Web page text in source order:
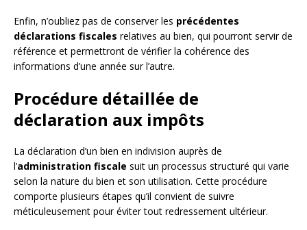
Enfin, n’oubliez pas de conserver les précédentes
déclarations fiscales relatives au bien, qui pourront servir de
référence et permettront de vérifier la cohérence des
informations d’une année sur l’autre.
Procédure détaillée de
déclaration aux impôts
La déclaration d’un bien en indivision auprès de
l’administration fiscale suit un processus structuré qui varie
selon la nature du bien et son utilisation. Cette procédure
comporte plusieurs étapes qu’il convient de suivre
méticuleusement pour éviter tout redressement ultérieur.